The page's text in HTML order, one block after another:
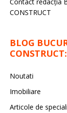
Contact redacţia
CONSTRUCT
BLOG
CONSTRUCT:
Noutati
Imobiliare
Articole de